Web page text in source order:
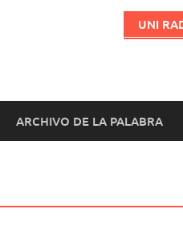
UNI
ARCHIVO DE LA PALABRA